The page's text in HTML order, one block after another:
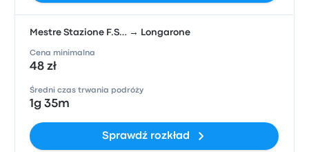
Mestre Stazione F.S… → Longarone
Cena minimalna
48 zł
Średni czas trwania podróży
1g 35m
Sprawdź rozkład